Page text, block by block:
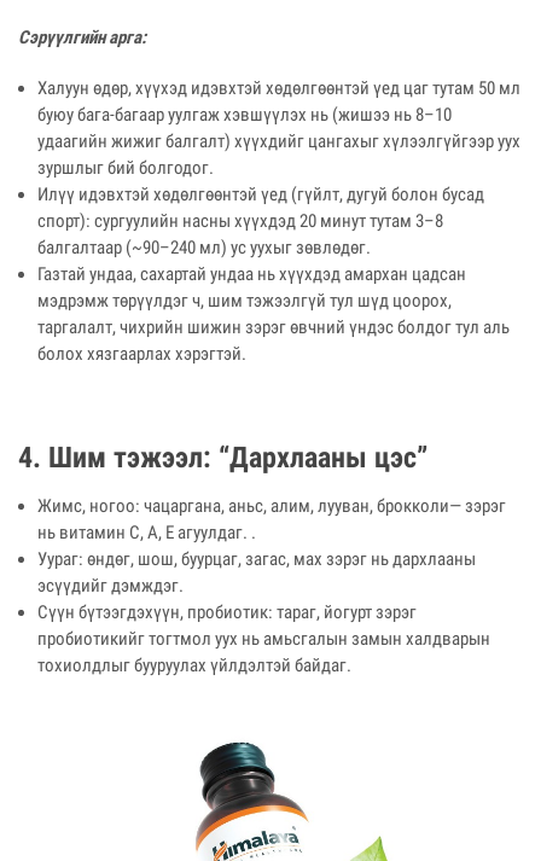
Сэрүүлгийн арга:
Халуун өдөр, хүүхэд идэвхтэй хөдөлгөөнтэй үед цаг тутам 50 мл
буюу бага-багаар уулгаж хэвшүүлэх нь (жишээ нь 8–10
удаагийн жижиг балгалт) хүүхдийг цангахыг хүлээлгүйгээр уух
зуршлыг бий болгодог.
Илүү идэвхтэй хөдөлгөөнтэй үед (гүйлт, дугуй болон бусад
спорт): сургуулийн насны хүүхдэд 20 минут тутам 3–8
балгалтаар (~90–240 мл) ус уухыг зөвлөдөг.
Газтай ундаа, сахартай ундаа нь хүүхдэд амархан цадсан
мэдрэмж төрүүлдэг ч, шим тэжээлгүй тул шүд цоорох,
таргалалт, чихрийн шижин зэрэг өвчний үндэс болдог тул аль
болох хязгаарлах хэрэгтэй.
4. Шим тэжээл: “Дархлааны цэс”
Жимс, ногоо: чацаргана, аньс, алим, лууван, брокколи— зэрэг
нь витамин C, A, E агуулдаг. .
Уураг: өндөг, шош, буурцаг, загас, мах зэрэг нь дархлааны
эсүүдийг дэмждэг.
Сүүн бүтээгдэхүүн, пробиотик: тараг, йогурт зэрэг
пробиотикийг тогтмол уух нь амьсгалын замын халдварын
тохиолдлыг бууруулах үйлдэлтэй байдаг.